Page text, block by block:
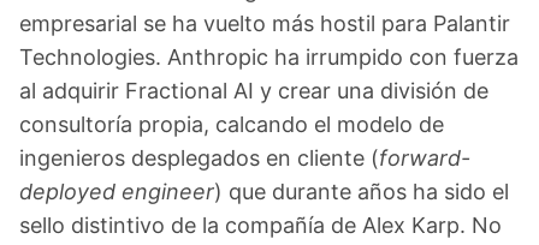
empresarial se ha vuelto más hostil para Palantir
Technologies. Anthropic ha irrumpido con fuerza
al adquirir Fractional AI y crear una división de
consultoría propia, calcando el modelo de
ingenieros desplegados en cliente (forward-
deployed engineer) que durante años ha sido el
sello distintivo de la compañía de Alex Karp. No